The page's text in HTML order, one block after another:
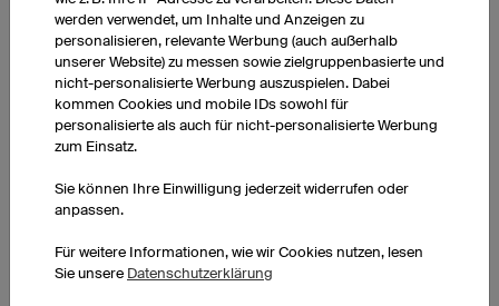
werden. Gleichzeitig kennt es unterschiedliche
Atemübungen, die Parallelen zum heute praktizierten
Pranayama, der für das Yoga essenziellen
Atemtechniken, aufweisen.
werden verwendet, um Inhalte und Anzeigen zu
personalisieren, relevante Werbung (auch außerhalb
unserer Website) zu messen sowie zielgruppenbasierte und
nicht-personalisierte Werbung auszuspielen. Dabei
kommen Cookies und mobile IDs sowohl für
personalisierte als auch für nicht-personalisierte Werbung
zum Einsatz.
Sie können Ihre Einwilligung jederzeit widerrufen oder
anpassen.
Für weitere Informationen, wie wir Cookies nutzen, lesen
Sie unsere Datenschutzerklärung